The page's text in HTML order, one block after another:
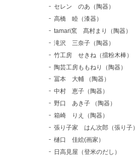
セレン のあ（陶器）
高橋 睦（漆器）
tamari窯 髙村まり（陶器）
滝沢 三奈子（陶器）
竹工房 せきね（擂粉木棒）
陶芸工房ももねり（陶器）
冨本 大輔 （陶器）
中村 恵子（陶器）
野口 あき子 （陶器）
箱崎 りえ（陶器）
張り子家 はん次郎（張り子）
樋口 佳絵(画家）
日高見屋（登米のだし）